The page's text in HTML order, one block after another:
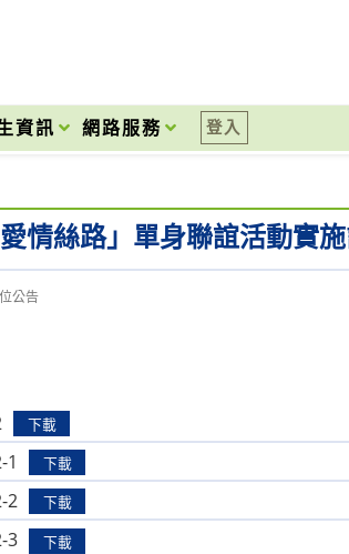
資訊 網路服務 登入
情絲路」單身聯誼活動實
公告
下載
1 下載
2 下載
3 下載